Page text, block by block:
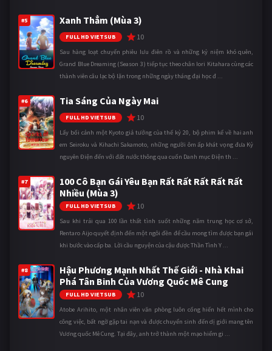
#5 Xanh Thẳm (Mùa 3)
FULL HD VIETSUB 10
Sau hàng loạt chuyến phiêu lưu điên rồ và những kỷ niệm khó quên,
Grand Blue Dreaming (Season 3) tiếp tục theo chân Iori Kitahara cùng các
thành viên câu lạc bộ lặn trong những ngày tháng đại học đ ...
#6 Tia Sáng Của Ngày Mai
FULL HD VIETSUB 10
Lấy bối cảnh một Kyoto giả tưởng của thế kỷ 20, bộ phim kể về hai anh
em Seiroku và Kihachi Sakamoto, những người ôm ấp khát vọng đưa Kỷ
nguyên Điện đến với đất nước thông qua cuốn Danh mục Điện th ...
#7
100 Cô Bạn Gái Yêu Bạn Rất Rất Rất Rất Rất
Nhiều (Mùa 3)
FULL HD VIETSUB 10
Sau khi trải qua 100 lần thất tình suốt những năm trung học cơ sở,
Rentaro Aijo quyết định đến một ngôi đền để cầu mong tìm được bạn gái
khi bước vào cấp ba. Lời cầu nguyện của cậu được Thần Tình Y ...
#8
Hậu Phương Mạnh Nhất Thế Giới - Nhà Khai
Phá Tân Binh Của Vương Quốc Mê Cung
FULL HD VIETSUB 10
Atobe Arihito, một nhân viên văn phòng luôn cống hiến hết mình cho
công việc, bất ngờ gặp tai nạn và được chuyển sinh đến dị giới mang tên
Vương quốc Mê Cung. Tại đây, anh trở thành một mạo hiểm gi ...